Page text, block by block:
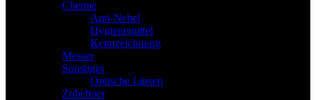
Chemie
Anti-Nebel
Hygienemittel
Kennzeichnung
Messer
Sonstiges
Optische Linsen
Zubehoer